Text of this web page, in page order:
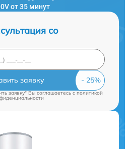
от 35 минут
со
заявку
заявку" Вы соглашаетесь cполитикой